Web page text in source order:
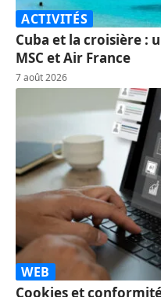
ACTIVITÉS
Cuba et la croisière :
MSC et Air France
7 août 2026
WEB
Cookies et conformité